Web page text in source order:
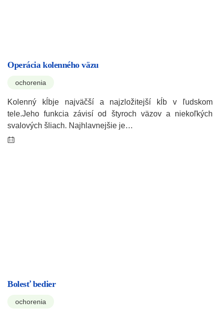
Operácia kolenného väzu
ochorenia
Kolenný kĺbje najväčší a najzložitejší kĺb v ľudskom
tele.Jeho funkcia závisí od štyroch väzov a niekoľkých
svalových šliach. Najhlavnejšie je…
Bolesť bedier
ochorenia